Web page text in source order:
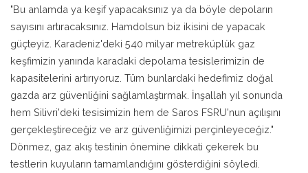
"Bu anlamda ya keşif yapacaksınız ya da böyle depoların
sayısını artıracaksınız. Hamdolsun biz ikisini de yapacak
güçteyiz. Karadeniz'deki 540 milyar metreküplük gaz
keşfimizin yanında karadaki depolama tesislerimizin de
kapasitelerini artırıyoruz. Tüm bunlardaki hedefimiz doğal
gazda arz güvenliğini sağlamlaştırmak. İnşallah yıl sonunda
hem Silivri'deki tesisimizin hem de Saros FSRU'nun açılışını
gerçekleştireceğiz ve arz güvenliğimizi perçinleyeceğiz."
Dönmez, gaz akış testinin önemine dikkati çekerek bu
testlerin kuyuların tamamlandığını gösterdiğini söyledi.